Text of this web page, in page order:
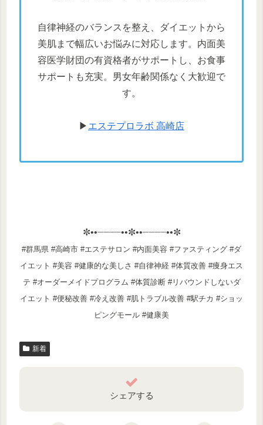
自律神経のバランスを整え、ダイエットから
美肌まで幅広いお悩みに対応します。内面美
容医学財団の有資格者がサポートし、お食事
サポートも充実。男女年齢関係なく大歓迎で
す。
▶ エステプロラボ 高崎店
✼••┈┈┈┈••✼••┈┈┈┈••✼
#群馬県 #高崎市 #エステサロン #内面美容 #ファスティング #ダ
イエット #美容 #健康的な美しさ #自律神経 #体質改善 #痩身エス
テ #オーダーメイドプログラム #体質診断 #リバウンドしないダ
イエット #便秘改善 #冷え改善 #肌トラブル改善 #駅チカ #ショッ
ピングモール #健康美
新着
シェアする